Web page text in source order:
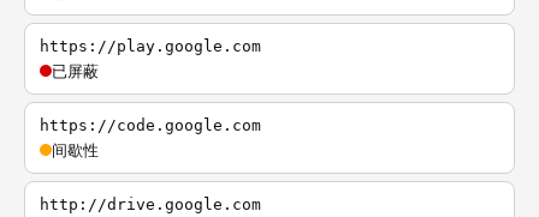
https://play.google.com
已屏蔽
https://code.google.com
间歇性
http://drive.google.com